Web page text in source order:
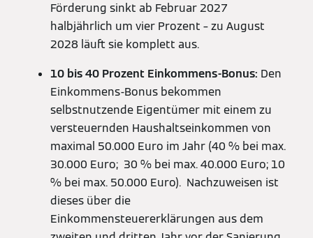
Förderung sinkt ab Februar 2027
halbjährlich um vier Prozent – zu August
2028 läuft sie komplett aus.
10 bis 40 Prozent Einkommens-Bonus: Den
Einkommens-Bonus bekommen
selbstnutzende Eigentümer mit einem zu
versteuernden Haushaltseinkommen von
maximal 50.000 Euro im Jahr (40 % bei max.
30.000 Euro; 30 % bei max. 40.000 Euro; 10
% bei max. 50.000 Euro). Nachzuweisen ist
dieses über die
Einkommensteuererklärungen aus dem